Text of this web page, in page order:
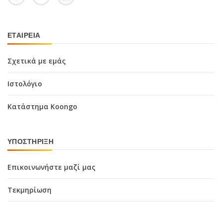
ΕΤΑΙΡΕΊΑ
Σχετικά με εμάς
Ιστολόγιο
Κατάστημα Koongo
ΥΠΟΣΤΉΡΙΞΗ
Επικοινωνήστε μαζί μας
Τεκμηρίωση